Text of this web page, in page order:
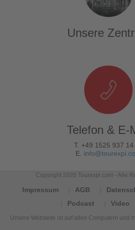
Unsere
Telefon & E-
T. +49 1525 937 14
E.
Copyright 2020 Tourexpi.com - Alle
Impressum AGB
Podcast
Video
Unsere Webseite ist auf allen Computern und